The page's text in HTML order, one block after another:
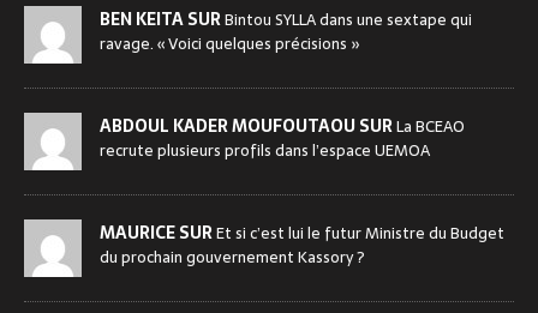
BEN KEITA SURBintou SYLLA dans une sextape qui
ravage. « Voici quelques précisions »
ABDOUL KADER MOUFOUTAOU SURLa BCEAO
recrute plusieurs profils dans l’espace UEMOA
MAURICE SUREt si c’est lui le futur Ministre du Budget
du prochain gouvernement Kassory ?